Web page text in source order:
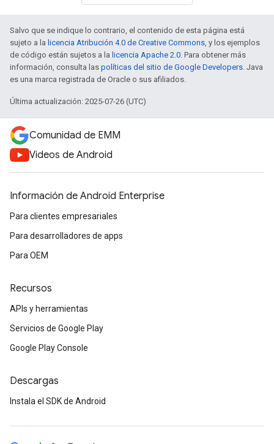
Salvo que se indique lo contrario, el contenido de esta página está
sujeto a la licencia Atribución 4.0 de Creative Commons, y los ejemplos
de código están sujetos a la licencia Apache 2.0. Para obtener más
información, consulta las políticas del sitio de Google Developers. Java
es una marca registrada de Oracle o sus afiliados.
Última actualización: 2025-07-26 (UTC)
Comunidad de EMM
Videos de Android
Información de Android Enterprise
Para clientes empresariales
Para desarrolladores de apps
Para OEM
Recursos
APIs y herramientas
Servicios de Google Play
Google Play Console
Descargas
Instala el SDK de Android